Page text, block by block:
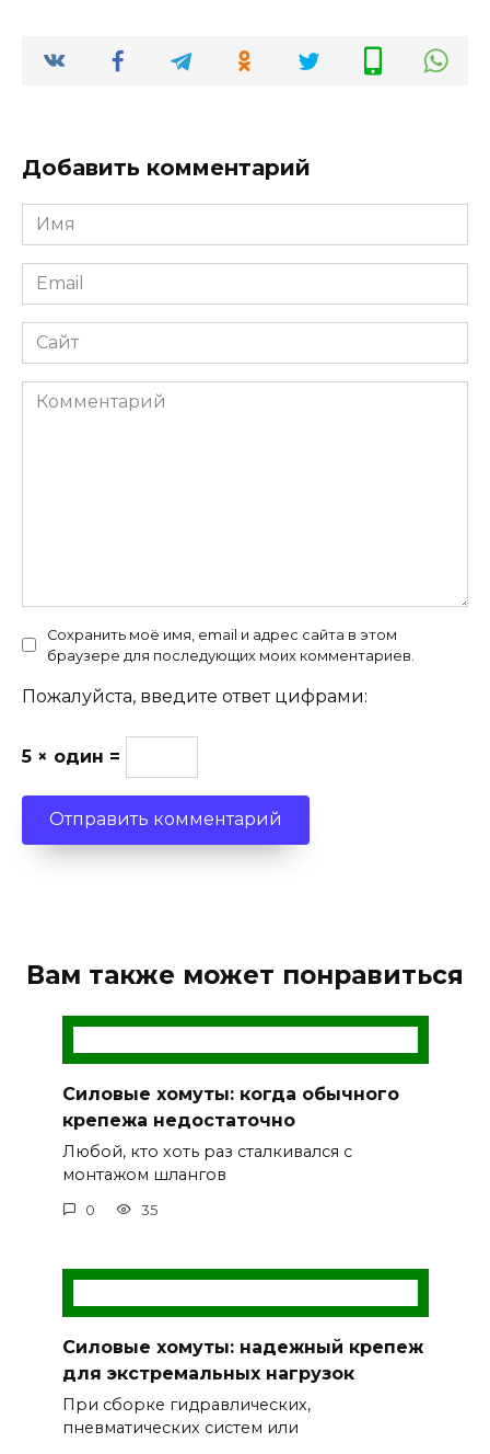
Добавить комментарий
Имя
*
Email
*
Сайт
Комментарий
Сохранить моё имя, email и адрес сайта в этом
браузере для последующих моих комментариев.
Пожалуйста, введите ответ цифрами:
5 × один =
Вам также может понравиться
Силовые хомуты: когда обычного
крепежа недостаточно
Любой, кто хоть раз сталкивался с
монтажом шлангов
0 35
Силовые хомуты: надежный крепеж
для экстремальных нагрузок
При сборке гидравлических,
пневматических систем или